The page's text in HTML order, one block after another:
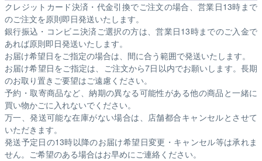
クレジットカード決済・代金引換でご注文の場合、営業日13時まで
のご注文を原則即日発送いたします。
銀行振込・コンビニ決済ご選択の方は、営業日13時までのご入金で
あれば原則即日発送いたします。
お届け希望日をご指定の場合は、間に合う範囲で発送いたします。
お届け希望日をご指定は、ご注文から7日以内でお願いします。長期
のお取り置きご要望はご遠慮ください。
予約・取寄商品など、納期の異なる可能性がある他の商品と一緒に
買い物かごに入れないでください。
万一、発送可能な在庫がない場合は、店舗都合キャンセルとさせて
いただきます。
発送予定日の13時以降のお届け希望日変更・キャンセル等は承れま
せん。ご希望のある場合はお早めにご連絡ください。